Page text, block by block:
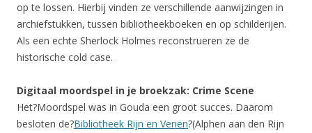
op te lossen. Hierbij vinden ze verschillende aanwijzingen in
archiefstukken, tussen bibliotheekboeken en op schilderijen.
Als een echte Sherlock Holmes reconstrueren ze de
historische cold case.
Digitaal moordspel in je broekzak: Crime Scene
Het?Moordspel was in Gouda een groot succes. Daarom
besloten de?Bibliotheek Rijn en Venen?(Alphen aan den Rijn